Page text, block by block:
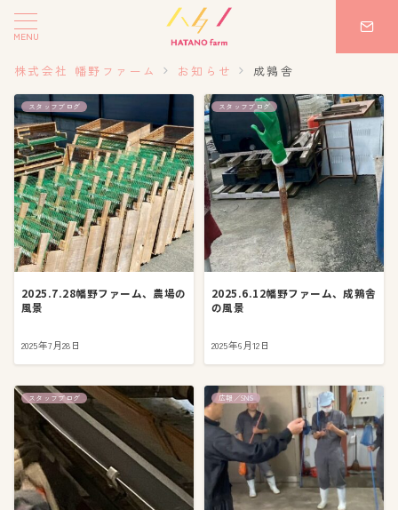
MENU
株式会社 幡野ファーム お知らせ 成鶉舎
スタッフブログ
2025.7.28幡野ファーム、農場の
風景
2025年7月28日
スタッフブログ
2025.6.12幡野ファーム、成鶉舎
の風景
2025年6月12日
スタッフブログ 広報／SNS